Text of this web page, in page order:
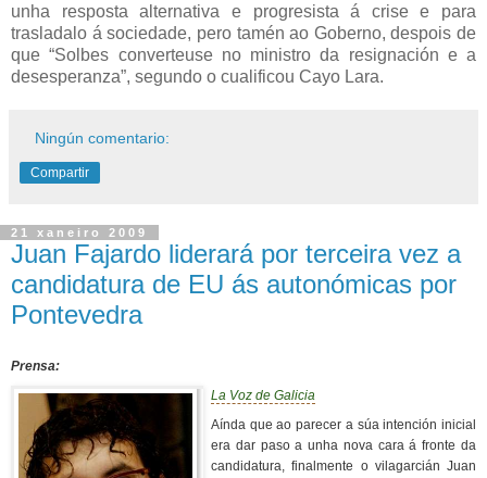
unha resposta alternativa e progresista á crise e para
trasladalo á sociedade, pero tamén ao Goberno, despois de
que “Solbes converteuse no ministro da resignación e a
desesperanza”, segundo o cualificou Cayo Lara.
Ningún comentario:
Compartir
21 xaneiro 2009
Juan Fajardo liderará por terceira vez a
candidatura de EU ás autonómicas por
Pontevedra
Prensa:
La Voz de Galicia
Aínda que ao parecer a súa intención inicial
era dar paso a unha nova cara á fronte da
candidatura, finalmente o vilagarcián Juan